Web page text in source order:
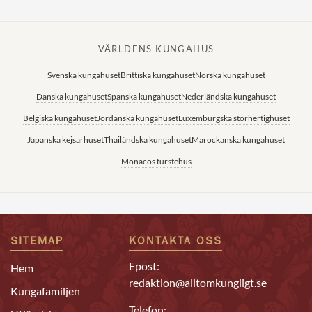
VÄRLDENS KUNGAHUS
Svenska kungahusetBrittiska kungahusetNorska kungahuset
Danska kungahusetSpanska kungahusetNederländska kungahuset
Belgiska kungahusetJordanska kungahusetLuxemburgska storhertighuset
Japanska kejsarhusetThailändska kungahusetMarockanska kungahuset
Monacos furstehus
SITEMAP
Hem
Kungafamiljen
KONTAKTA OSS
Epost:
redaktion@alltomkungligt.se